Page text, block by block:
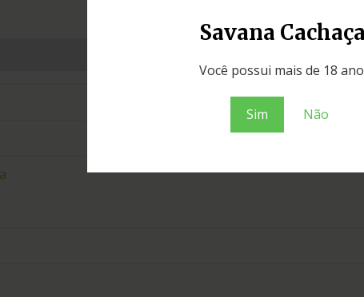
Savana
Você possui mais de 18
Sim Não